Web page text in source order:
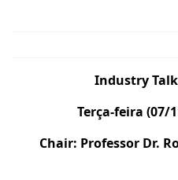
Industry
Terça-feira (07/
Chair: Professor Dr.